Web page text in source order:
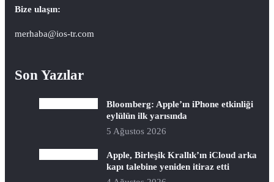
Bize ulaşın:
merhaba@ios-tr.com
Son Yazılar
Bloomberg: Apple’ın iPhone etkinliği
eylülün ilk yarısında
5 Ağustos 2026
Apple, Birleşik Krallık’ın iCloud arka
kapı talebine yeniden itiraz etti